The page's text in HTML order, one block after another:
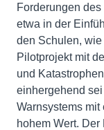
Forderungen
etwa in der
den Schulen,
Pilotprojekt mit
und
einhergehend
Warnsystems
hohem Wert.